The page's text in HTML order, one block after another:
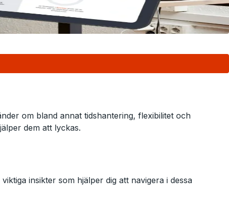
om bland annat tidshantering, flexibilitet och
dem att lyckas.
insikter som hjälper dig att navigera i dessa